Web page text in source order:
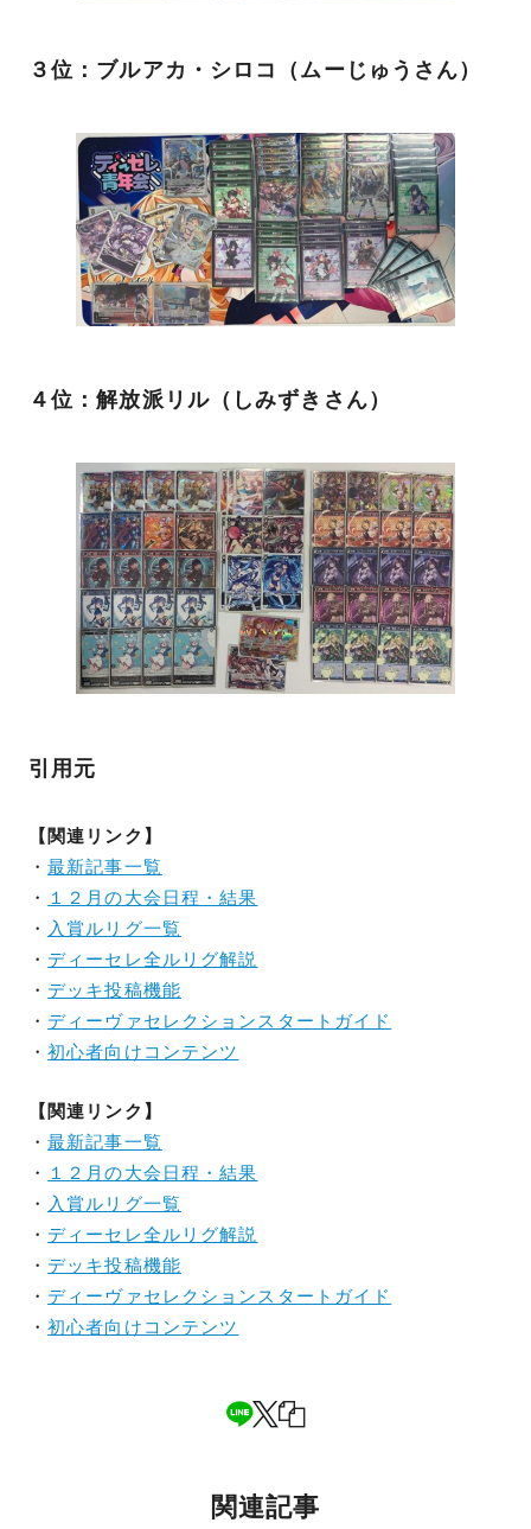
３位：ブルアカ・シロコ（ムーじゅうさん）
４位：解放派リル（しみずきさん）
引用元
【関連リンク】
・最新記事一覧
・ １２月の大会日程・結果
・ 入賞ルリグ一覧
・ ディーセレ全ルリグ解説
・ デッキ投稿機能
・ ディーヴァセレクションスタートガイド
・初心者向けコンテンツ
【関連リンク】
・最新記事一覧
・ １２月の大会日程・結果
・ 入賞ルリグ一覧
・ ディーセレ全ルリグ解説
・ デッキ投稿機能
・ ディーヴァセレクションスタートガイド
・初心者向けコンテンツ
関連記事